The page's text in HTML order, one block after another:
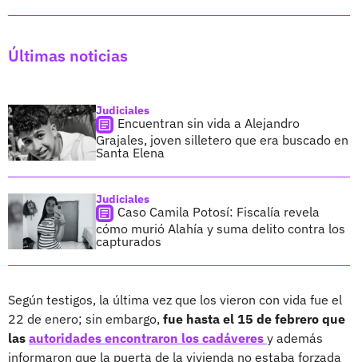
Últimas noticias
Judiciales
Encuentran sin vida a Alejandro
Grajales, joven silletero que era buscado en
Santa Elena
Judiciales
Caso Camila Potosí: Fiscalía revela
cómo murió Alahía y suma delito contra los
capturados
Según testigos, la última vez que los vieron con vida fue el
22 de enero; sin embargo, fue hasta el 15 de febrero que
las autoridades encontraron los cadáveres y además
informaron que la puerta de la vivienda no estaba forzada